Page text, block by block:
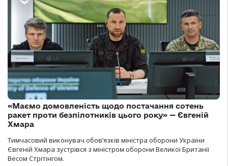
«Маємо домовленість щодо постачання сотень
ракет проти безпілотників цього року» — Євгеній
Хмара
Тимчасовий виконувач обов’язків міністра оборони України
Євгеній Хмара зустрівся з міністром оборони Великої Британії
Весом Стрітінгом.